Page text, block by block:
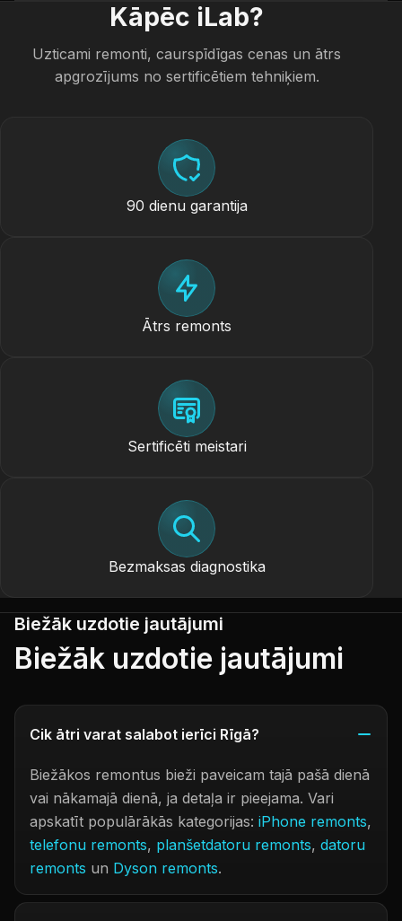
Kāpēc iLab?
Uzticami remonti, caurspīdīgas cenas un ātrs
apgrozījums no sertificētiem tehniķiem.
90 dienu garantija
Ātrs remonts
Sertificēti meistari
Bezmaksas diagnostika
Biežāk uzdotie jautājumi
Biežāk uzdotie jautājumi
Cik ātri varat salabot ierīci Rīgā?
Biežākos remontus bieži paveicam tajā pašā dienā
vai nākamajā dienā, ja detaļa ir pieejama. Vari
apskatīt populārākās kategorijas: iPhone remonts,
telefonu remonts, planšetdatoru remonts, datoru
remonts un Dyson remonts.